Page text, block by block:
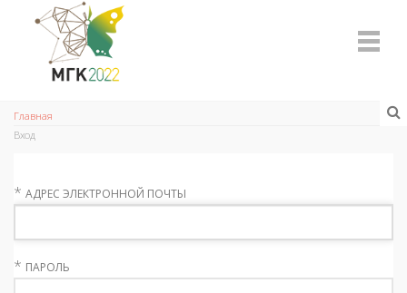
Главная
Вход
* АДРЕС ЭЛЕКТРОННОЙ ПОЧТЫ
* ПАРОЛЬ